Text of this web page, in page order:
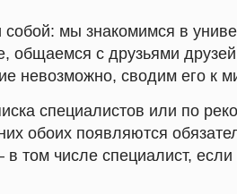
мы знакомимся в
общаемся с друзьями
невозможно, сводим его к
специалистов или по
обоих появляются
том числе специалист, если